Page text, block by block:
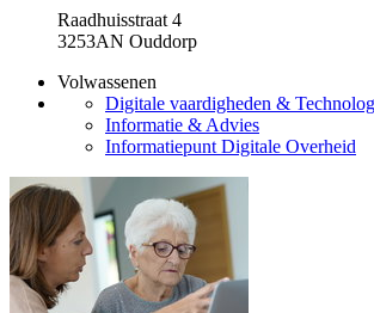
Raadhuisstraat 4
3253AN Ouddorp
Volwassenen
Digitale vaardigheden &
Informatie & Advies
Informatiepunt Digitale Overheid